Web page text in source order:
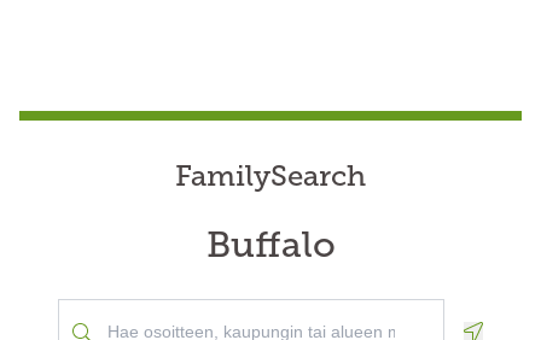
FamilySearch
Buffalo